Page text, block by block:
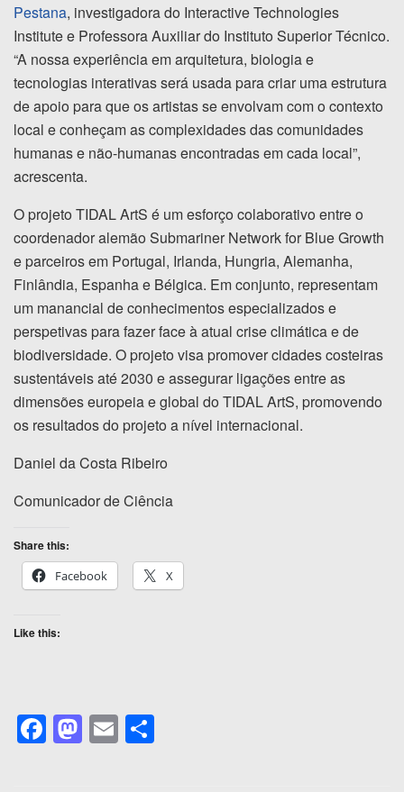
Pestana, investigadora do Interactive Technologies
Institute e Professora Auxiliar do Instituto Superior Técnico.
“A nossa experiência em arquitetura, biologia e
tecnologias interativas será usada para criar uma estrutura
de apoio para que os artistas se envolvam com o contexto
local e conheçam as complexidades das comunidades
humanas e não-humanas encontradas em cada local”,
acrescenta.
O projeto TIDAL ArtS é um esforço colaborativo entre o
coordenador alemão Submariner Network for Blue Growth
e parceiros em Portugal, Irlanda, Hungria, Alemanha,
Finlândia, Espanha e Bélgica. Em conjunto, representam
um manancial de conhecimentos especializados e
perspetivas para fazer face à atual crise climática e de
biodiversidade. O projeto visa promover cidades costeiras
sustentáveis até 2030 e assegurar ligações entre as
dimensões europeia e global do TIDAL ArtS, promovendo
os resultados do projeto a nível internacional.
Daniel da Costa Ribeiro
Comunicador de Ciência
Share this:
Facebook
X
Like this:
F
a
M
a
E
m